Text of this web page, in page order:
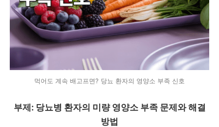
먹어도 계속 배고프면? 당뇨 환자의 영양소 부족 신호
부제: 당뇨병 환자의 미량 영양소 부족 문제와 해결
방법